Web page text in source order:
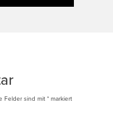
Felder sind mit * markiert